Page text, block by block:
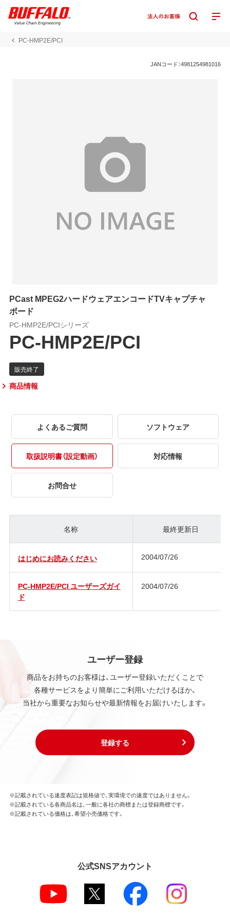
PC-HMP2E/PCI
JANコード：4981254981016
PCast MPEG2ハードウェアエンコードTVキャプチャ
ボード
PC-HMP2E/PCIシリーズ
PC-HMP2E/PCI
商品情報
よくあるご質問 ソフトウェア
取扱説明書（設定動画） 対応情報
お問合せ
名称 最終更新日
はじめにお読みください 2004/07/26
PC-HMP2E/PCI ユーザーズガイ
ド
2004/07/26
ユーザー登録
商品をお持ちのお客様は、ユーザー登録いただくことで
各種サービスをより簡単にご利用いただけるほか、
当社から重要なお知らせや最新情報をお届けいたします。
登録する
※記載されている速度表記は規格値で、実環境での速度ではありません。
※記載されている各商品名は、一般に各社の商標または登録商標です。
※記載されている価格は、希望小売価格です。
公式SNSアカウント